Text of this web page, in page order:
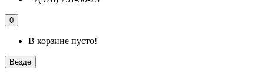
0
В корзине пусто!
Везде